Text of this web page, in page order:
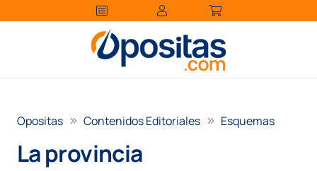
Opositas Contenidos Editoriales Esquemas
La provincia